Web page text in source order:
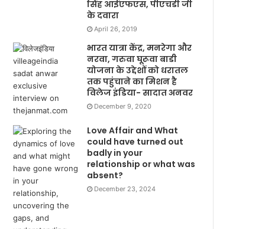
सिंह आईएफएस, पीएचडी जी
के दवारा
April 26, 2019
भारत यात्रा केंद्र, मनरेगा और
नरवा, गरुवा घूरूवा बाडी
योजना के उद्देशों को धरातल
तक पहुंचाने का मिशन है
विलेज इंडिया- सादात अनवर
December 9, 2020
Love Affair and What
could have turned out
badly in your
relationship or what was
absent?
December 23, 2024